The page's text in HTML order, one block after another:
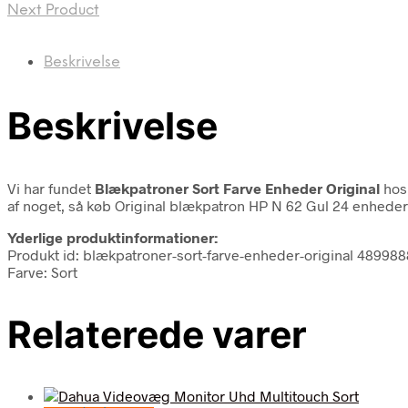
Next Product
Beskrivelse
Beskrivelse
Vi har fundet Blækpatroner Sort Farve Enheder Original
af noget, så køb Original blækpatron HP N 62 Gul 24
Yderlige produktinformationer:
Produkt id: blækpatroner-sort-farve-enheder-original
Farve: Sort
Relaterede varer